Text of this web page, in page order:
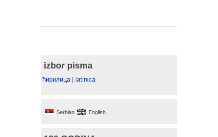
izbor pisma
ћирилица| latinica
Serbian English